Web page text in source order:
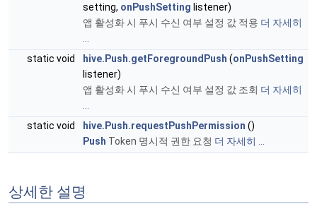
setting, onPushSetting listener)
앱 활성화 시 푸시 수신 여부 설정 값 적용 더 자세히
static void
hive.Push.getForegroundPush (onPushSetting
listener)
앱 활성화 시 푸시 수신 여부 설정 값 조회 더 자세히
static void
hive.Push.requestPushPermission ()
Push Token 명시적 권한 요청 더 자세히 ...
상세한 설명